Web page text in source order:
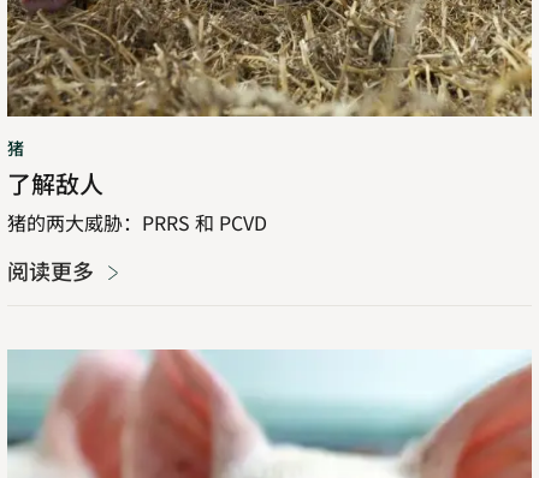
猪
了解敌人
猪的两大威胁：PRRS 和 PCVD
阅读更多
于
回
肠